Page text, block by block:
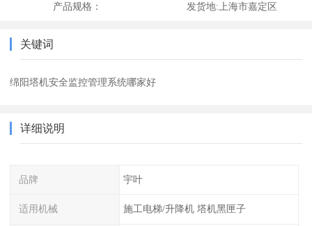
产品规格： 发货地:上海市嘉定区
关键词
绵阳塔机安全监控管理系统哪家好
详细说明
品牌 宇叶
适用机械 施工电梯/升降机 塔机黑匣子